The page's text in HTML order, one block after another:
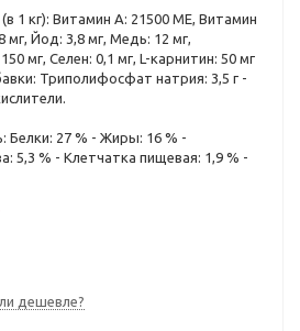
1 кг): Витамин A: 21500 ME, Витамин
мг, Йод: 3,8 мг, Медь: 12 мг,
мг, Ceлeн: 0,1 мг, L-карнитин: 50 мг
Триполифосфат натрия: 3,5 г -
Белки: 27 % - Жиры: 16 % -
5,3 % - Клетчатка пищевая: 1,9 % -
дешевле?